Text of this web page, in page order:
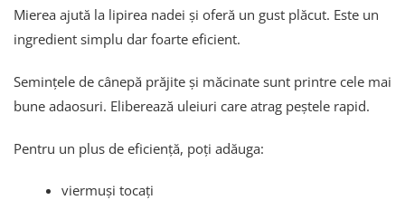
Mierea ajută la lipirea nadei și oferă un gust plăcut. Este un
ingredient simplu dar foarte eficient.
Semințele de cânepă prăjite și măcinate sunt printre cele mai
bune adaosuri. Eliberează uleiuri care atrag peștele rapid.
Pentru un plus de eficiență, poți adăuga:
viermuși tocați